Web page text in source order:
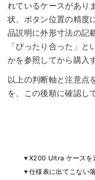
れているケースがあり
状、ボタン位置の精度
品説明に外形寸法の記
「ぴったり合った」
かを参照してから購入
以上の判断軸と注意点
を、この後順に確認し
X200 Ultra ケースを
仕様表に出てこない